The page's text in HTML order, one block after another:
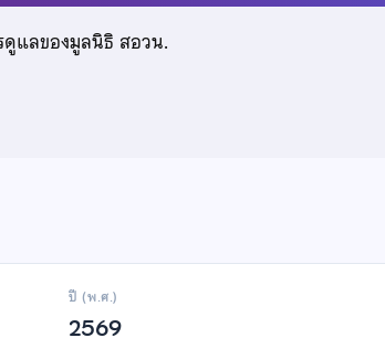
ดูแลของมูลนิธิ สอวน.
ปี (พ.ศ.)
2569